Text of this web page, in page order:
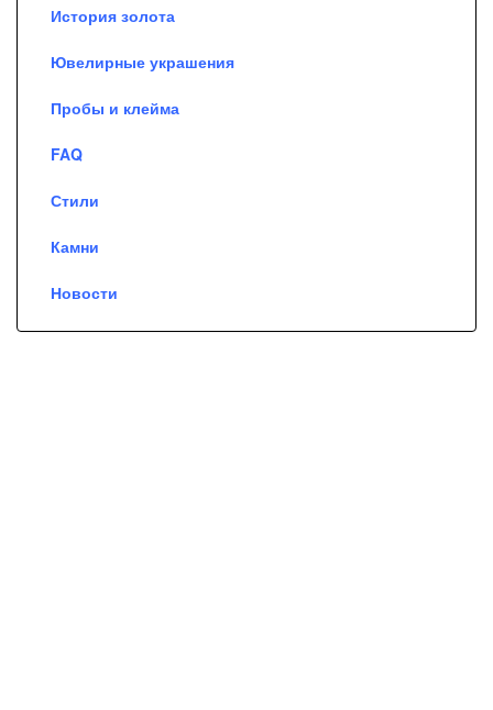
История золота
Ювелирные украшения
Пробы и клейма
FAQ
Стили
Камни
Новости